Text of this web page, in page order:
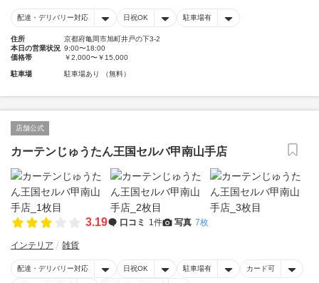
配達・デリバリー対応 日祝OK 駐車場有
住所
京都府亀岡市旭町井戸の下3-2
本日の営業状況 9:00〜18:00
価格帯
￥2,000〜￥15,000
駐車場 駐車場あり （無料）
店舗公式
カーテンじゅうたん王国セルバ甲南山手店
3.19 口コミ 1件 写真 7枚
インテリア 雑貨
配達・デリバリー対応 日祝OK 駐車場有 カード可